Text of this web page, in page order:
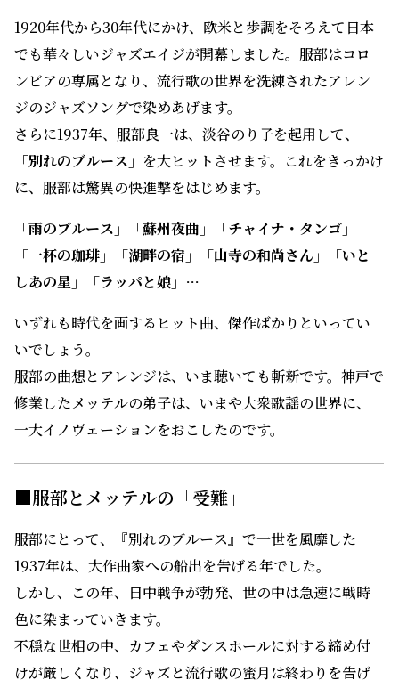
1920年代から30年代にかけ、欧米と歩調をそろえて日本
でも華々しいジャズエイジが開幕しました。服部はコロ
ンビアの専属となり、流行歌の世界を洗練されたアレン
ジのジャズソングで染めあげます。
さらに1937年、服部良一は、淡谷のり子を起用して、
「別れのブルース」 を大ヒットさせます。これをきっかけ
に、服部は驚異の快進撃をはじめます。
「雨のブルース」「蘇州夜曲」「チャイナ・タンゴ」
「一杯の珈琲」「湖畔の宿」「山寺の和尚さん」「いと
しあの星」「ラッパと娘」…
いずれも時代を画するヒット曲、傑作ばかりといってい
いでしょう。
服部の曲想とアレンジは、いま聴いても斬新です。神戸で
修業したメッテルの弟子は、いまや大衆歌謡の世界に、
一大イノヴェーションをおこしたのです。
■服部とメッテルの「受難」
服部にとって、『別れのブルース』で一世を風靡した
1937年は、大作曲家への船出を告げる年でした。
しかし、この年、日中戦争が勃発、世の中は急速に戦時
色に染まっていきます。
不穏な世相の中、カフェやダンスホールに対する締め付
けが厳しくなり、ジャズと流行歌の蜜月は終わりを告げ